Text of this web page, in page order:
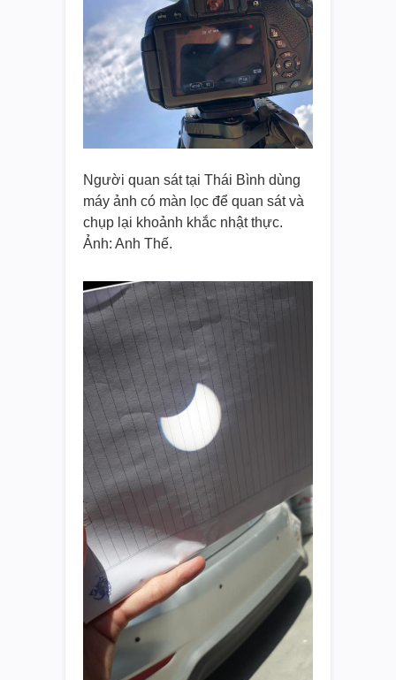
Người quan sát tại Thái Bình dùng
máy ảnh có màn lọc để quan sát và
chụp lại khoảnh khắc nhật thực.
Ảnh: Anh Thế.